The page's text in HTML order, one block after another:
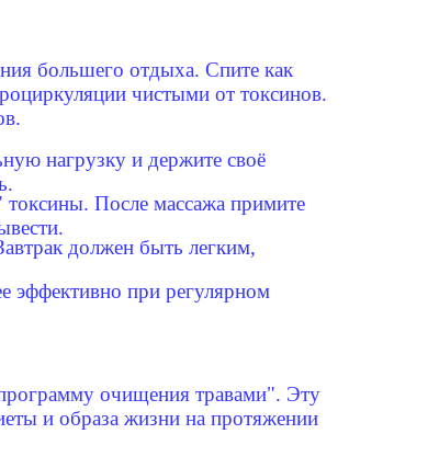
большего отдыха. Спите как
чистыми от токсинов.
нагрузку и держите своё
токсины. После массажа примите
должен быть легким,
эффективно при регулярном
очищения травами". Эту
и образа жизни на протяжении